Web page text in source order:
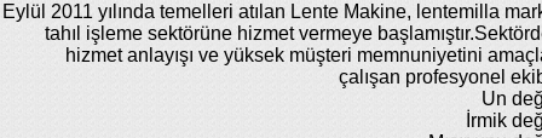
Eylül 2011 yılında temelleri atılan Lente Makine, lentemilla
tahıl işleme sektörüne hizmet vermeye
hizmet anlayışı ve yüksek müşteri memnuniyetini
çalışan profesyonel
Un
İrmik